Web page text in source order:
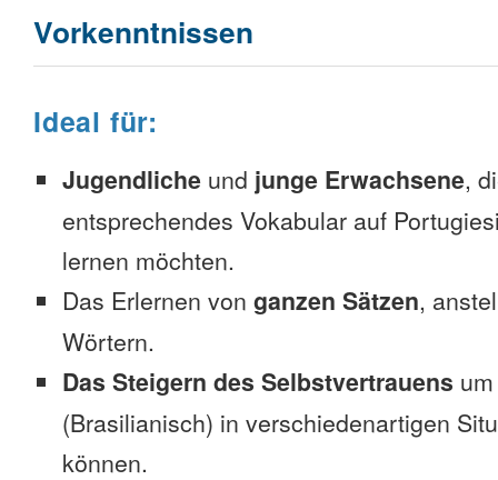
Vorkenntnissen
Ideal für:
Jugendliche und junge Erwachsene,
entsprechendes Vokabular auf
lernen möchten.
Das Erlernen von ganzen Sätzen,
Wörtern.
Das Steigern des Selbstvertrauens
(Brasilianisch) in verschiedenartigen
können.